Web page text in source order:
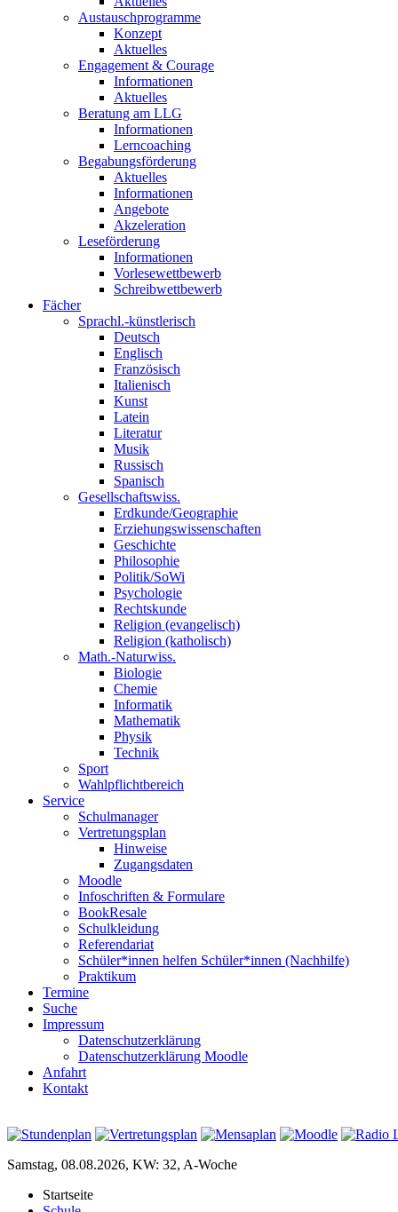
Austauschprogramme
Konzept
Aktuelles
Engagement & Courage
Informationen
Aktuelles
Beratung am LLG
Informationen
Lerncoaching
Begabungsförderung
Aktuelles
Informationen
Angebote
Akzeleration
Leseförderung
Informationen
Vorlesewettbewerb
Schreibwettbewerb
Fächer
Sprachl.-künstlerisch
Deutsch
Englisch
Französisch
Italienisch
Kunst
Latein
Literatur
Musik
Russisch
Spanisch
Gesellschaftswiss.
Erdkunde/Geographie
Erziehungswissenschaften
Geschichte
Philosophie
Politik/SoWi
Psychologie
Rechtskunde
Religion (evangelisch)
Religion (katholisch)
Math.-Naturwiss.
Biologie
Chemie
Informatik
Mathematik
Physik
Technik
Sport
Wahlpflichtbereich
Service
Schulmanager
Vertretungsplan
Hinweise
Zugangsdaten
Moodle
Infoschriften & Formulare
BookResale
Schulkleidung
Referendariat
Schüler*innen helfen Schüler*innen (Nachhilfe)
Praktikum
Termine
Suche
Impressum
Datenschutzerklärung
Datenschutzerklärung Moodle
Anfahrt
Kontakt
Samstag, 08.08.2026, KW: 32, A-Woche
Startseite